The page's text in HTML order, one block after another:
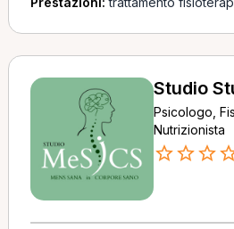
Studio
Psicologo,
Nutrizionista